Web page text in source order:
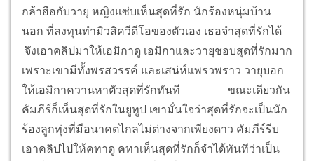
กล้าฮือกับวายุ หญิงแซ่บเห็นสุดที่รัก นักร้องหนุ่มบ้าน
นอก ที่ลงทุนทำมิวสิควีดีโอของตัวเอง เธอจำสุดที่รักได้
จึงเอาคลิปมาให้เอมิกาดู เอมิกาและวายุชอบสุดที่รักมาก
เพราะเขามีทั้งพรสวรรค์ และเสน่ห์แพรวพราว วายุบอก
ให้เอมิกาควานหาตัวสุดที่รักทันที
ขณะเดียวกัน
คัมภีร์ก็เห็นสุดที่รักในยูทูป เขามั่นใจว่าสุดที่รักจะเป็นนัก
ร้องลูกทุ่งที่มีอนาคตไกลไม่ต่างจากเพียงดาว คัมภีร์รีบ
เอาคลิปไปให้คทาดู คทาเห็นสุดที่รักก็จำได้ทันทีว่าเป็น